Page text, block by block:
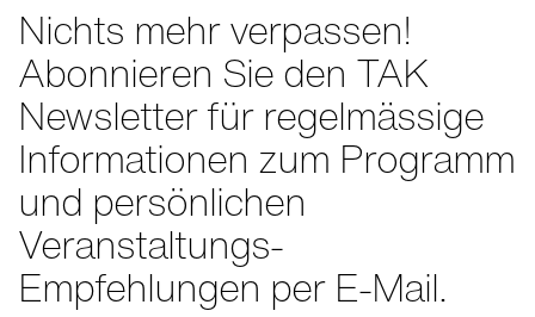
Nichts mehr verpassen!
Abonnieren Sie den TAK
Newsletter für regelmässige
Informationen zum Programm
und persönlichen
Veranstaltungs-
Empfehlungen per E-Mail.